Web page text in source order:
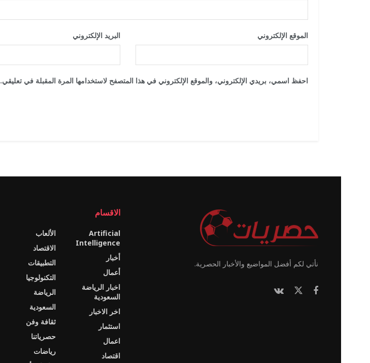
البريد الإلكتروني الموقع الإلكتروني
احفظ اسمي، بريدي الإلكتروني، والموقع الإلكتروني في هذا المتصفح لاستخدامها المرة المقبلة في تعليقي.
نأتي لكم أفضل المواضيع والأخبار الحصرية.
الاقسام
Artificial
Intelligence
أخبار
أعمال
اخبار الرياضة
السعودية
اخر الاخبار
استثمار
اعمال
اقتصاد
الألعاب
الاقتصاد
التطبيقات
التكنولوجيا
الرياضة
السعودية
ثقافة وفن
حصرياتنا
رياضات